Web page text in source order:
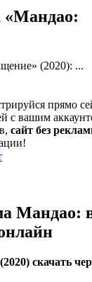
(2020): ...
прямо
с вашим
сайт без
Мандао:
скачать